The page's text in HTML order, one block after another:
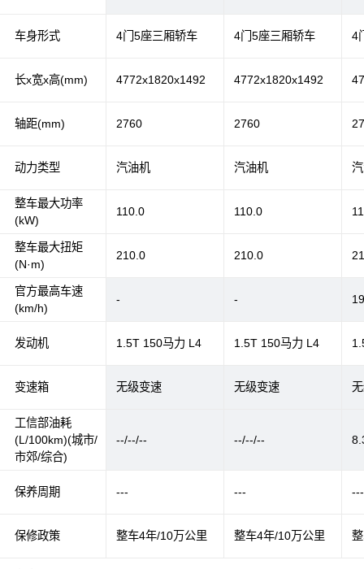
车身形式
长x宽x高(mm)
轴距(mm)
动力类型
整车最大功率
(kW)
整车最大扭矩
(N·m)
官方最高车速
(km/h)
发动机
变速箱
工信部油耗
(L/100km)(城市/
市郊/综合)
保养周期
保修政策
4门5座三厢轿车 4门5座三厢轿车 4
4772x1820x1492 4772x1820x1492
2760 2760
汽油机 汽油机
110.0 110.0
210.0 210.0
- -
1.5T 150马力 L4 1.5T 150马力 L4
无级变速 无级变速
--/--/-- --/--/--
--- --- ---
整车4年/10万公里 整车4年/10万公里